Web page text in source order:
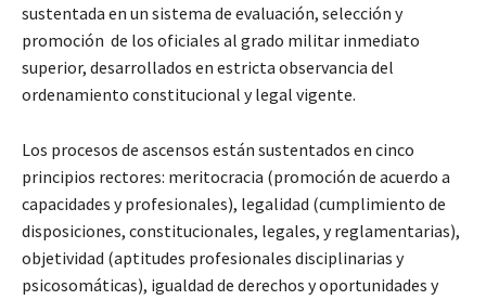
sustentada en un sistema de evaluación, selección y
promoción de los oficiales al grado militar inmediato
superior, desarrollados en estricta observancia del
ordenamiento constitucional y legal vigente.
Los procesos de ascensos están sustentados en cinco
principios rectores: meritocracia (promoción de acuerdo a
capacidades y profesionales), legalidad (cumplimiento de
disposiciones, constitucionales, legales, y reglamentarias),
objetividad (aptitudes profesionales disciplinarias y
psicosomáticas), igualdad de derechos y oportunidades y